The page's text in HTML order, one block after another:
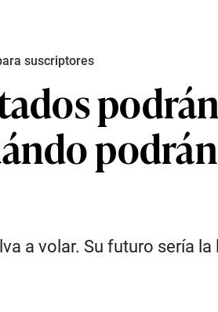
suscriptores
a volar. Su futuro sería